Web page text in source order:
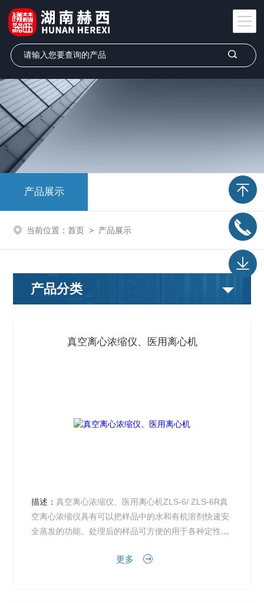
产品展示
当前位置： 首页 > 产品展示
产品分类
真空离心浓缩仪、医用离心机
描述：真空离心浓缩仪、医用离心机ZLS-6/ ZLS-6R真
空离心浓缩仪具有可以把样品中的水和有机溶剂快速安
全蒸发的功能。处理后的样品可方便的用于各种定性和
更多